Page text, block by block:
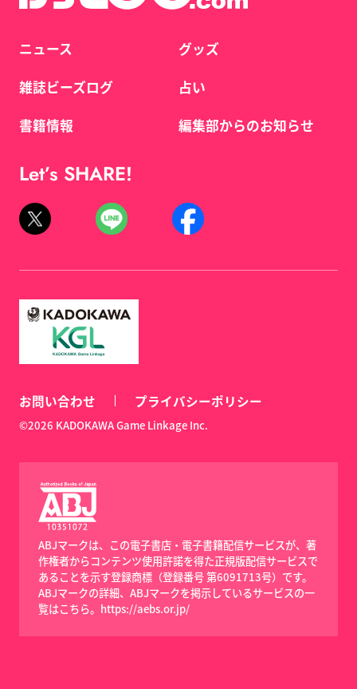
ニュース
雑誌ビーズログ
書籍情報
グッズ
占い
編集部からのお知らせ
Let’s SHARE!
お問い合わせ プライバシーポリシー
©2026 KADOKAWA Game Linkage Inc.
ABJマークは、この電子書店・電子書籍配信サービスが、著
作権者からコンテンツ使用許諾を得た正規版配信サービスで
あることを示す登録商標（登録番号 第6091713号）です。
ABJマークの詳細、ABJマークを掲示しているサービスの一
覧はこちら。 https://aebs.or.jp/